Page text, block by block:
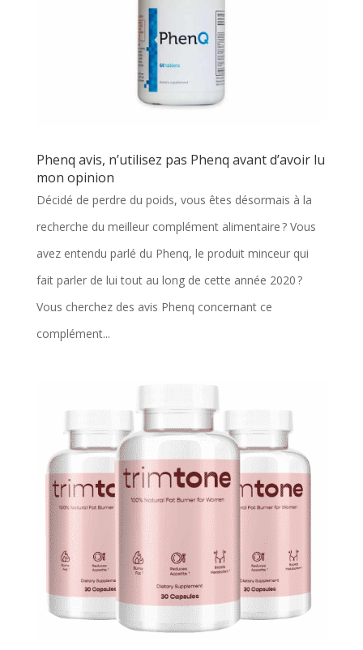
Phenq avis, n’utilisez pas Phenq avant d’avoir lu
mon opinion
Décidé de perdre du poids, vous êtes désormais à la
recherche du meilleur complément alimentaire ? Vous
avez entendu parlé du Phenq, le produit minceur qui
fait parler de lui tout au long de cette année 2020 ?
Vous cherchez des avis Phenq concernant ce
complément...